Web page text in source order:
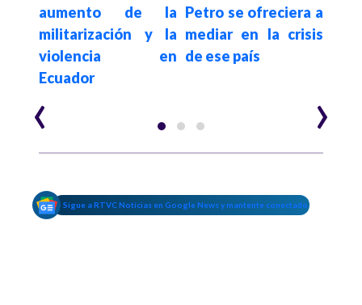
aumento de la
militarización y la
violencia en
Ecuador
Petro se ofreciera a
mediar en la crisis
de ese país
‹ ›
Sigue a RTVC Noticias en Google News y mantente conectado